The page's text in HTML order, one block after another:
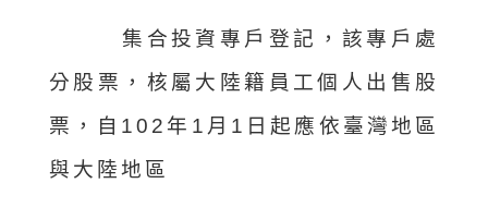
集合投資專戶登記，該專戶處
分股票，核屬大陸籍員工個人出售股
票，自102年1月1日起應依臺灣地區
與大陸地區